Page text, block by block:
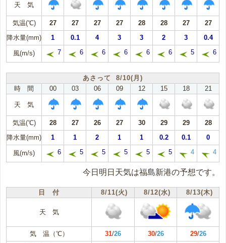
天 気
気温(℃) 27 27 27 27 28 28 27
27
降水量(mm)
1 0.1 4 3 3 2 3 0.4
風(m/s) 7 6 6 6 6 6 5 6
あさって 8/10(月)
時 間
00 03 06 09 12 15 18 21
天 気
気温(℃) 28 27 26 27 30 29 29
28
降水量(mm)
1 1 2 1 1 0.2 0.1 0
風(m/s) 6 5 5 5 5 5 4 4
今日明日天気は福島新港の予想です。
日 付 8/11(火) 8/12(水) 8/13(木)
天 気
気 温（℃） 31/26 30/26 29/26